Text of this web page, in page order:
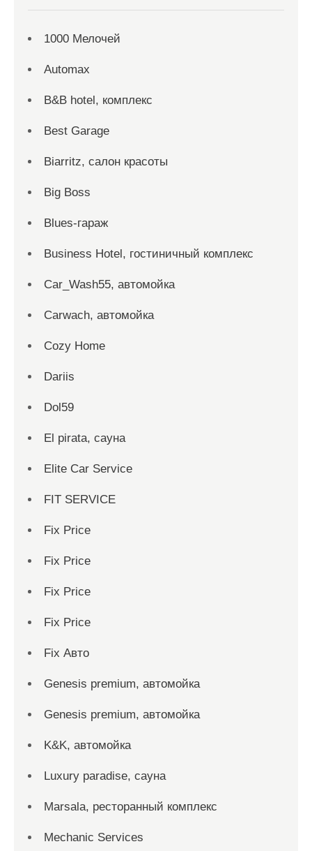
1000 Мелочей
Automax
B&B hotel, комплекс
Best Garage
Biarritz, салон красоты
Big Boss
Blues-гараж
Business Hotel, гостиничный комплекс
Car_Wash55, автомойка
Carwach, автомойка
Cozy Home
Dariis
Dol59
El pirata, сауна
Elite Car Service
FIT SERVICE
Fix Price
Fix Price
Fix Price
Fix Price
Fix Авто
Genesis premium, автомойка
Genesis premium, автомойка
K&K, автомойка
Luxury paradise, сауна
Marsala, ресторанный комплекс
Mechanic Services